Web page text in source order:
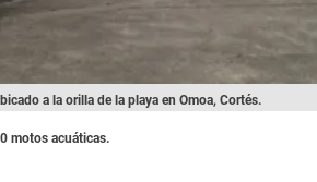
a la orilla de la playa en Omoa, Cortés.
motos acuáticas.